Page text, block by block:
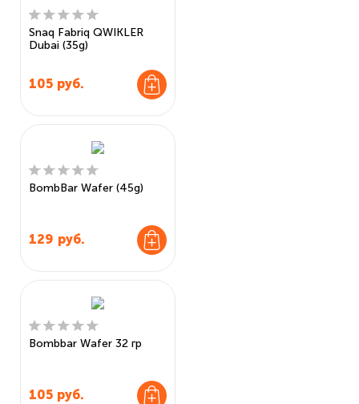
Snaq Fabriq QWIKLER
Dubai (35g)
105 руб.
BombBar Wafer (45g)
129 руб.
Bombbar Wafer 32 гр
105 руб.